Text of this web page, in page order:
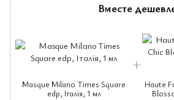
Вместе
Masque Milano Times Square
edp, Італія, 1 мл
Haute